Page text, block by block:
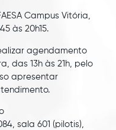
Campus Vitória,
às 20h15.
agendamento
das 13h às 21h, pelo
apresentar
sala 601 (pilotis),